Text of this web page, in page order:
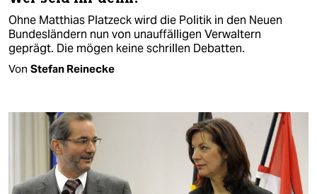
Ohne Matthias Platzeck wird die Politik in den Neuen
Bundesländern nun von unauffälligen Verwaltern
geprägt. Die mögen keine schrillen Debatten.
Von Stefan Reinecke